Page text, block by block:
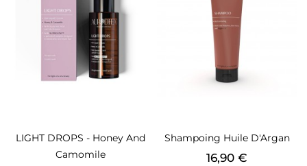
LIGHT DROPS - Honey And
Camomile
Shampoing Huile D'Argan
Prix
16,90 €